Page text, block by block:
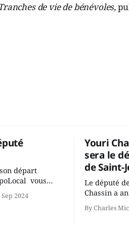
de vie de bénévoles,
départ
vous
avec Youri
de sa
Sep 2024
Youri
sera le
de Saint-
Le député
Chassin a
septembre
Coalition
By Charles